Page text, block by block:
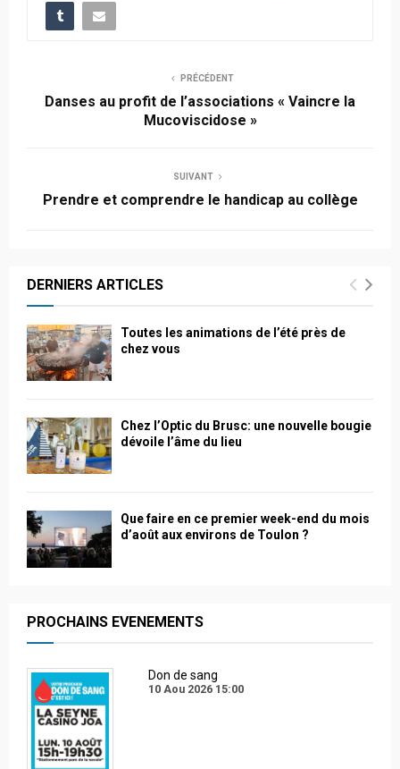
PRÉCÉDENT
Danses au profit de l’associations « Vaincre la
Mucoviscidose »
SUIVANT
Prendre et comprendre le handicap au collège
DERNIERS ARTICLES
Toutes les animations de l’été près de
chez vous
Chez l’Optic du Brusc: une nouvelle bougie
dévoile l’âme du lieu
Que faire en ce premier week-end du mois
d’août aux environs de Toulon ?
PROCHAINS EVENEMENTS
Don de sang
10 Aou 2026 15:00